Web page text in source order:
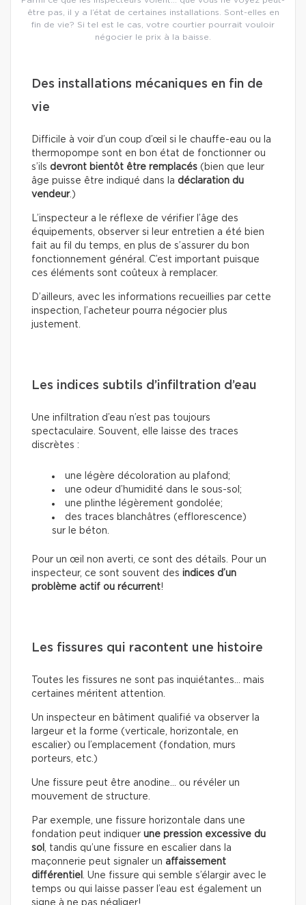
être pas, il y a l’état de certaines installations. Sont-elles en
fin de vie? Si tel est le cas, votre courtier pourrait vouloir
négocier le prix à la baisse.
Des installations mécaniques en fin de
vie
Difficile à voir d’un coup d’œil si le chauffe-eau ou la
thermopompe sont en bon état de fonctionner ou
s’ils devront bientôt être remplacés (bien que leur
âge puisse être indiqué dans la déclaration du
vendeur.)
L’inspecteur a le réflexe de vérifier l’âge des
équipements, observer si leur entretien a été bien
fait au fil du temps, en plus de s’assurer du bon
fonctionnement général. C’est important puisque
ces éléments sont coûteux à remplacer.
D’ailleurs, avec les informations recueillies par cette
inspection, l’acheteur pourra négocier plus
justement.
Les indices subtils d’infiltration d’eau
Une infiltration d’eau n’est pas toujours
spectaculaire. Souvent, elle laisse des traces
discrètes :
une légère décoloration au plafond;
une odeur d’humidité dans le sous-sol;
une plinthe légèrement gondolée;
des traces blanchâtres (efflorescence)
sur le béton.
Pour un œil non averti, ce sont des détails. Pour un
inspecteur, ce sont souvent des indices d’un
problème actif ou récurrent!
Les fissures qui racontent une histoire
Toutes les fissures ne sont pas inquiétantes… mais
certaines méritent attention.
Un inspecteur en bâtiment qualifié va observer la
largeur et la forme (verticale, horizontale, en
escalier) ou l’emplacement (fondation, murs
porteurs, etc.)
Une fissure peut être anodine… ou révéler un
mouvement de structure.
Par exemple, une fissure horizontale dans une
fondation peut indiquer une pression excessive du
sol , tandis qu’une fissure en escalier dans la
maçonnerie peut signaler un affaissement
différentiel . Une fissure qui semble s’élargir avec le
temps ou qui laisse passer l’eau est également un